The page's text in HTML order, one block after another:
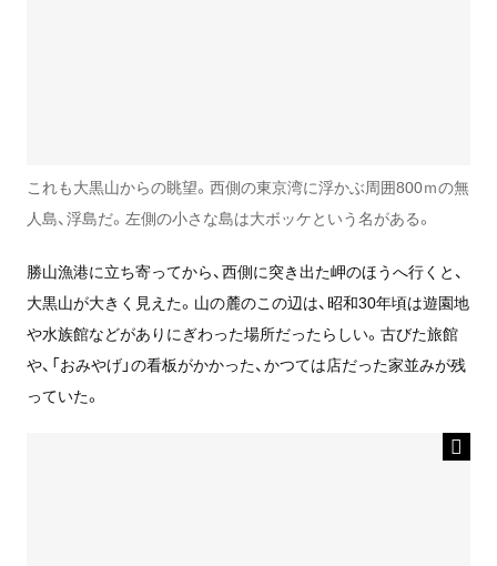
これも大黒山からの眺望。西側の東京湾に浮かぶ周囲800ｍの無
人島、浮島だ。左側の小さな島は大ボッケという名がある。
勝山漁港に立ち寄ってから、西側に突き出た岬のほうへ行くと、
大黒山が大きく見えた。山の麓のこの辺は、昭和30年頃は遊園地
や水族館などがありにぎわった場所だったらしい。古びた旅館
や、「おみやげ」の看板がかかった、かつては店だった家並みが残
っていた。